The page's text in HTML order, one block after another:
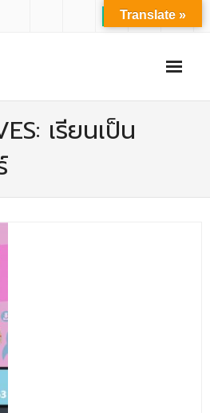
าวิทยาลัยสวนดุสิต
ละเทคโนโลยี
เรียนเป็น
Translate »